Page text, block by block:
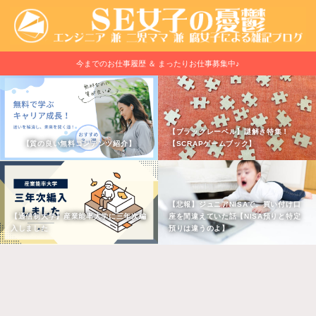
今までのお仕事履歴 ＆ まったりお仕事募集中♪
【質の良い無料コンテンツ紹介】
【ブラックレーベル】謎解き特集！
【SCRAPゲームブック】
【通信制大学】産業能率大学に三年次編
入しました
【悲報】ジュニアNISAで、買い付け口
座を間違えていた話【NISA預りと特定
預りは違うのよ】